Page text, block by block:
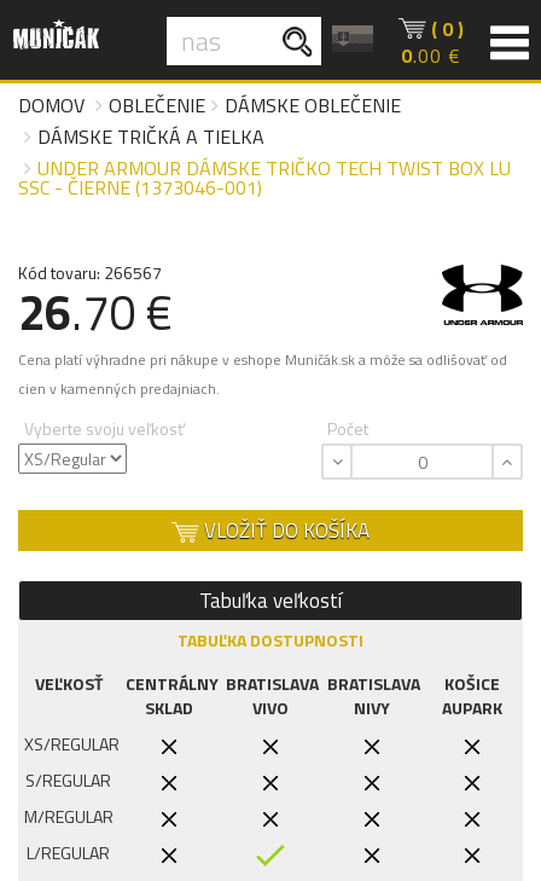
( 0 )
0.00 €
DOMOV
OBLEČENIE
DÁMSKE OBLEČENIE
DÁMSKE TRIČKÁ A TIELKA
UNDER ARMOUR DÁMSKE TRIČKO TECH TWIST BOX LU
SSC - ČIERNE (1373046-001)
Kód tovaru: 266567
26.70 €
Cena platí výhradne pri nákupe v eshope Muničák.sk a môže sa odlišovať od
cien v kamenných predajniach.
Vyberte svoju veľkosť Počet
VLOŽIŤ DO KOŠÍKA
Tabuľka veľkostí
TABUĽKA DOSTUPNOSTI
VEĽKOSŤ
CENTRÁLNY
SKLAD
BRATISLAVA
VIVO
BRATISLAVA
NIVY
KOŠICE
AUPARK
XS/REGULAR
S/REGULAR
M/REGULAR
L/REGULAR